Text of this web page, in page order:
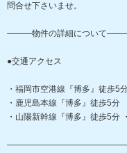
問合せ下さいませ。
―――物件の詳細につい
●交通アクセス
・福岡市空港線『博多』徒歩5
・鹿児島本線『博多』徒歩5分
・山陽新幹線『博多』徒歩5